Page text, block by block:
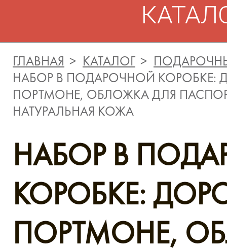
ГЛАВНАЯ КАТАЛОГ
НАБОР В ПОДАРОЧНОЙ КОРОБКЕ:
ПОРТМОНЕ, ОБЛОЖКА ДЛЯ
НАТУРАЛЬНАЯ КОЖА
НАБОР В
КОРОБКЕ:
ПОРТМОНЕ,